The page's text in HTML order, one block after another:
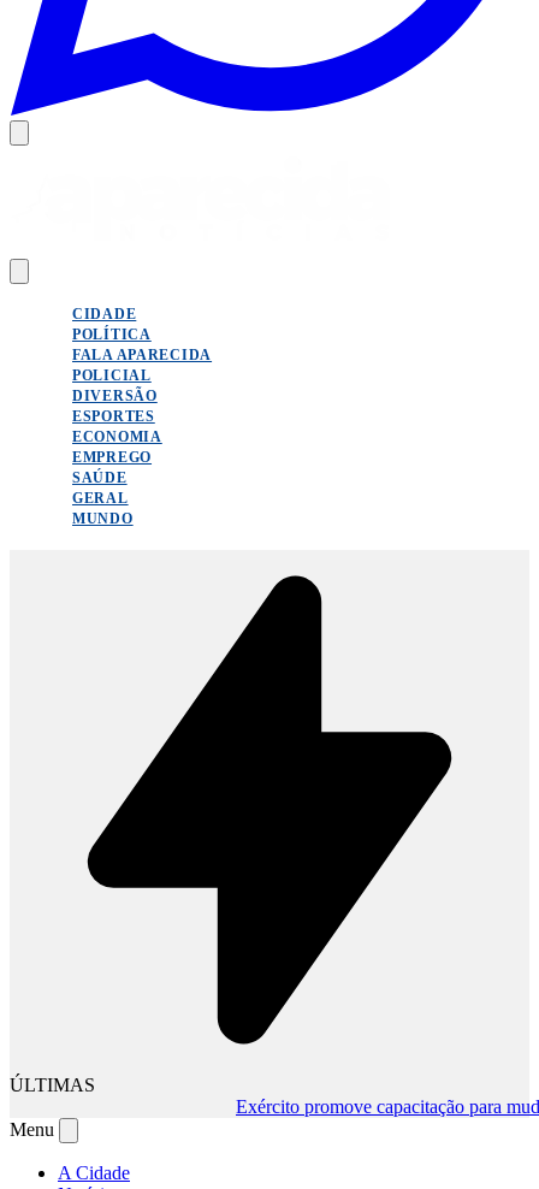
CIDADE
POLÍTICA
FALA APARECIDA
POLICIAL
DIVERSÃO
ESPORTES
ECONOMIA
EMPREGO
SAÚDE
GERAL
MUNDO
ÚLTIMAS
Exército promove capacitação para
Menu
A Cidade